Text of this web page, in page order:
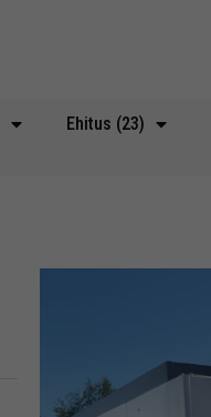
Ehitus (23)